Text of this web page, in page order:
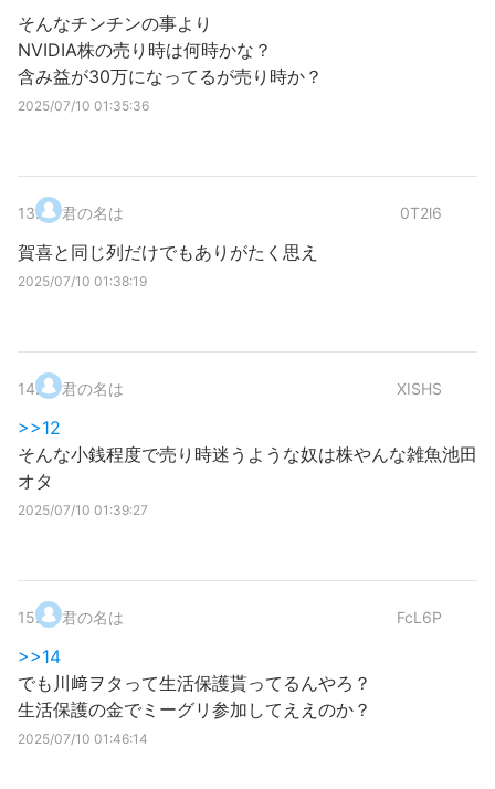
そんなチンチンの事より
NVIDIA株の売り時は何時かな？
含み益が30万になってるが売り時か？
2025/07/10 01:35:36
13. 君の名は 0T2l6
賀喜と同じ列だけでもありがたく思え
2025/07/10 01:38:19
14. 君の名は XISHS
>>12
そんな小銭程度で売り時迷うような奴は株やんな雑魚池田
オタ
2025/07/10 01:39:27
15. 君の名は FcL6P
>>14
でも川﨑ヲタって生活保護貰ってるんやろ？
生活保護の金でミーグリ参加してええのか？
2025/07/10 01:46:14